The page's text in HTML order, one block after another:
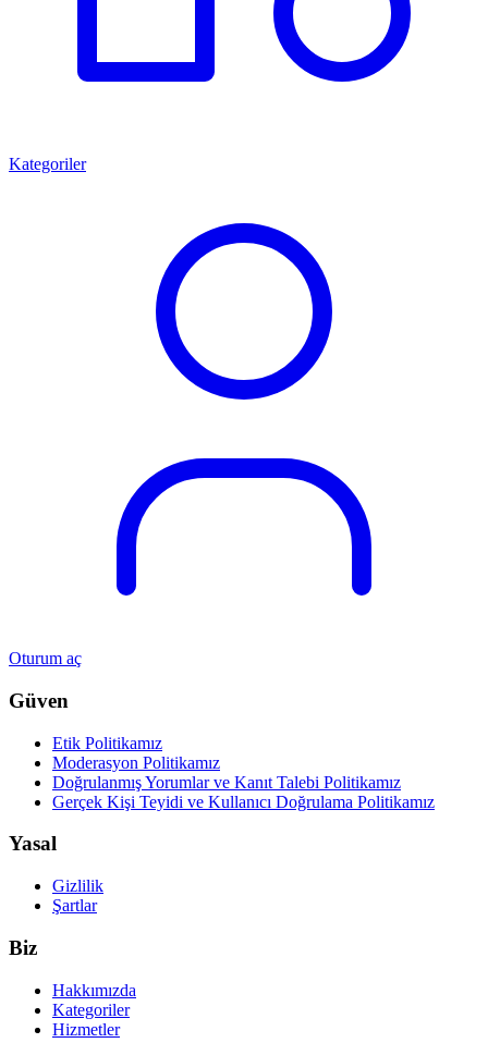
Kategoriler
Oturum aç
Güven
Etik Politikamız
Moderasyon Politikamız
Doğrulanmış Yorumlar ve Kanıt Talebi Politikamız
Gerçek Kişi Teyidi ve Kullanıcı Doğrulama Politikamız
Yasal
Gizlilik
Şartlar
Biz
Hakkımızda
Kategoriler
Hizmetler